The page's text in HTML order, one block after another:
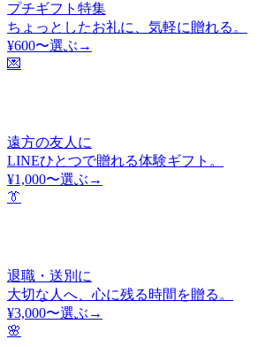
プチギフト特集
ちょっとしたお礼に、気軽に贈れる。
¥600〜選ぶ→
💌
遠方の友人に
LINEひとつで贈れる体験ギフト。
¥1,000〜選ぶ→
👔
退職・送別に
大切な人へ、心に残る時間を贈る。
¥3,000〜選ぶ→
🌸